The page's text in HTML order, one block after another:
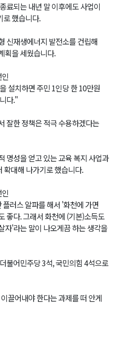
료되는 내년 말 이후에도 사업이
로 했습니다.
신재생에너지 발전소를 건립해
획을 세웠습니다.
설치하면 주민 1인당 한 10만원
다."
잘한 정책은 적극 수용하겠다는
명성을 얻고 있는 교육 복지 사업과
확대해 나가기로 했습니다.
러스 알파를 해서 '화천에 가면
좋다. 그래서 화천에 (기본)소득도
자'라는 말이 나오게끔 하는 생각을
불어민주당 3석, 국민의힘 4석으로
끌어내야 한다는 과제를 떠 안게